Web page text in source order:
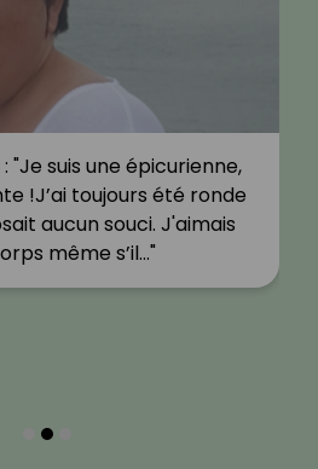
"Je suis une épicurienne,
!J’ai toujours été ronde
aucun souci. J'aimais
même s’il…"